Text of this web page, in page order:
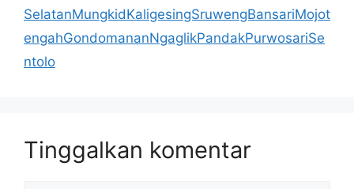
SelatanMungkidKaligesingSruwengBansariMojot
engahGondomananNgaglikPandakPurwosariSe
ntolo
Tinggalkan komentar